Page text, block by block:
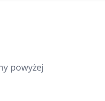
powyżej